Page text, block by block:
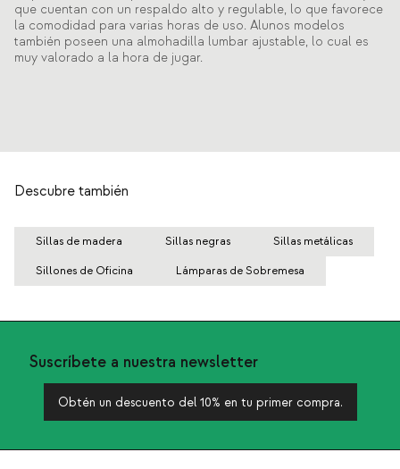
que cuentan con un respaldo alto y regulable, lo que favorece
la comodidad para varias horas de uso. Alunos modelos
también poseen una almohadilla lumbar ajustable, lo cual es
muy valorado a la hora de jugar.
Descubre también
Sillas de madera Sillas negras Sillas metálicas
Sillones de Oficina Lámparas de Sobremesa
Suscríbete a nuestra newsletter
Obtén un descuento del 10% en tu primer compra.